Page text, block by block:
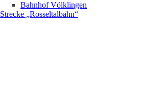
Bahnhof Völklingen
Strecke „Rosseltalbahn“